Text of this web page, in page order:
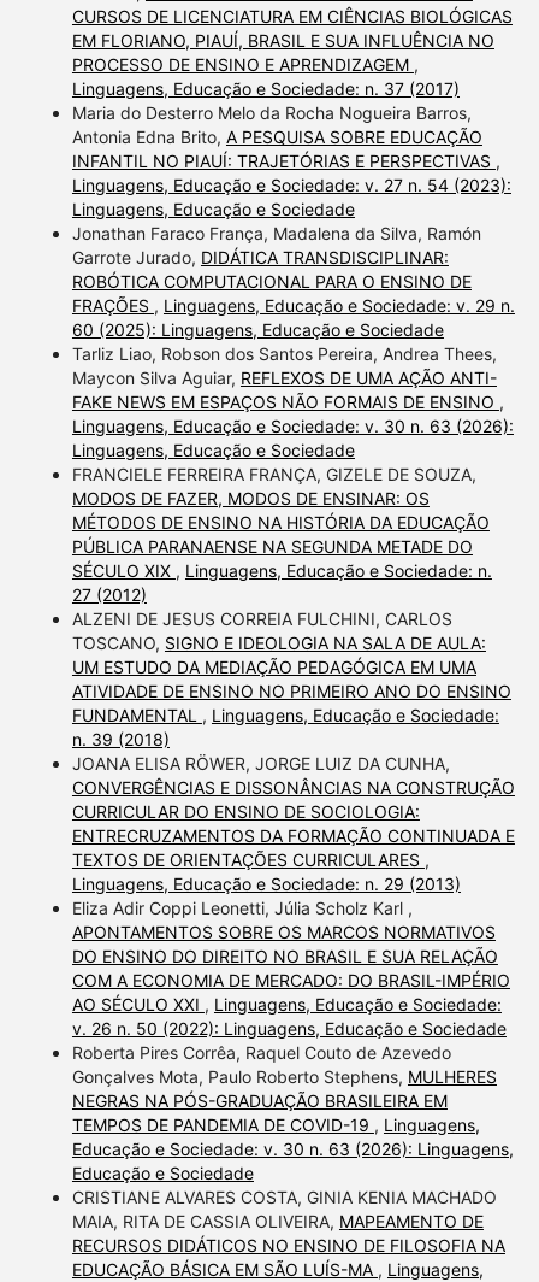
CURSOS DE LICENCIATURA EM CIÊNCIAS BIOLÓGICAS
EM FLORIANO, PIAUÍ, BRASIL E SUA INFLUÊNCIA NO
PROCESSO DE ENSINO E APRENDIZAGEM ,
Linguagens, Educação e Sociedade: n. 37 (2017)
Maria do Desterro Melo da Rocha Nogueira Barros,
Antonia Edna Brito, A PESQUISA SOBRE EDUCAÇÃO
INFANTIL NO PIAUÍ: TRAJETÓRIAS E PERSPECTIVAS ,
Linguagens, Educação e Sociedade: v. 27 n. 54 (2023):
Linguagens, Educação e Sociedade
Jonathan Faraco França, Madalena da Silva, Ramón
Garrote Jurado, DIDÁTICA TRANSDISCIPLINAR:
ROBÓTICA COMPUTACIONAL PARA O ENSINO DE
FRAÇÕES , Linguagens, Educação e Sociedade: v. 29 n.
60 (2025): Linguagens, Educação e Sociedade
Tarliz Liao, Robson dos Santos Pereira, Andrea Thees,
Maycon Silva Aguiar, REFLEXOS DE UMA AÇÃO ANTI-
FAKE NEWS EM ESPAÇOS NÃO FORMAIS DE ENSINO ,
Linguagens, Educação e Sociedade: v. 30 n. 63 (2026):
Linguagens, Educação e Sociedade
FRANCIELE FERREIRA FRANÇA, GIZELE DE SOUZA,
MODOS DE FAZER, MODOS DE ENSINAR: OS
MÉTODOS DE ENSINO NA HISTÓRIA DA EDUCAÇÃO
PÚBLICA PARANAENSE NA SEGUNDA METADE DO
SÉCULO XIX , Linguagens, Educação e Sociedade: n.
27 (2012)
ALZENI DE JESUS CORREIA FULCHINI, CARLOS
TOSCANO, SIGNO E IDEOLOGIA NA SALA DE AULA:
UM ESTUDO DA MEDIAÇÃO PEDAGÓGICA EM UMA
ATIVIDADE DE ENSINO NO PRIMEIRO ANO DO ENSINO
FUNDAMENTAL , Linguagens, Educação e Sociedade:
n. 39 (2018)
JOANA ELISA RÖWER, JORGE LUIZ DA CUNHA,
CONVERGÊNCIAS E DISSONÂNCIAS NA CONSTRUÇÃO
CURRICULAR DO ENSINO DE SOCIOLOGIA:
ENTRECRUZAMENTOS DA FORMAÇÃO CONTINUADA E
TEXTOS DE ORIENTAÇÕES CURRICULARES ,
Linguagens, Educação e Sociedade: n. 29 (2013)
Eliza Adir Coppi Leonetti, Júlia Scholz Karl ,
APONTAMENTOS SOBRE OS MARCOS NORMATIVOS
DO ENSINO DO DIREITO NO BRASIL E SUA RELAÇÃO
COM A ECONOMIA DE MERCADO: DO BRASIL-IMPÉRIO
AO SÉCULO XXI , Linguagens, Educação e Sociedade:
v. 26 n. 50 (2022): Linguagens, Educação e Sociedade
Roberta Pires Corrêa, Raquel Couto de Azevedo
Gonçalves Mota, Paulo Roberto Stephens, MULHERES
NEGRAS NA PÓS-GRADUAÇÃO BRASILEIRA EM
TEMPOS DE PANDEMIA DE COVID-19 , Linguagens,
Educação e Sociedade: v. 30 n. 63 (2026): Linguagens,
Educação e Sociedade
CRISTIANE ALVARES COSTA, GINIA KENIA MACHADO
MAIA, RITA DE CASSIA OLIVEIRA, MAPEAMENTO DE
RECURSOS DIDÁTICOS NO ENSINO DE FILOSOFIA NA
EDUCAÇÃO BÁSICA EM SÃO LUÍS-MA , Linguagens,